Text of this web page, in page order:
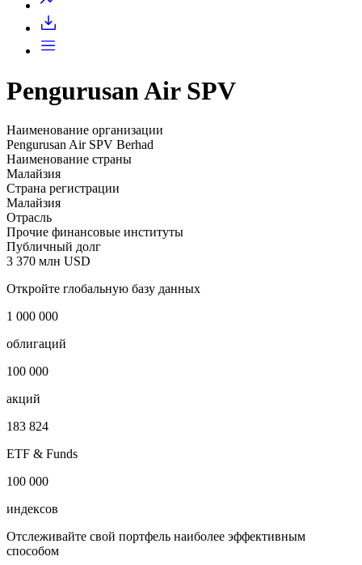
Pengurusan Air SPV
Наименование организации
Pengurusan Air SPV Berhad
Наименование страны
Малайзия
Страна регистрации
Малайзия
Отрасль
Прочие финансовые институты
Публичный долг
3 370 млн USD
Откройте глобальную базу данных
1 000 000
облигаций
100 000
акций
183 824
ETF & Funds
100 000
индексов
Отслеживайте свой портфель наиболее эффективным
способом